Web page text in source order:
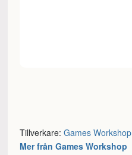
Tillverkare:Games Workshop
Mer från Games Workshop